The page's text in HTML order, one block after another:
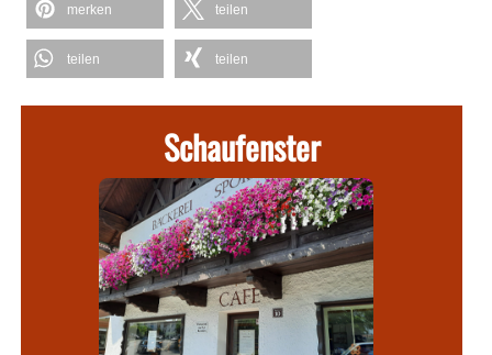
merken teilen
teilen teilen
Schaufenster